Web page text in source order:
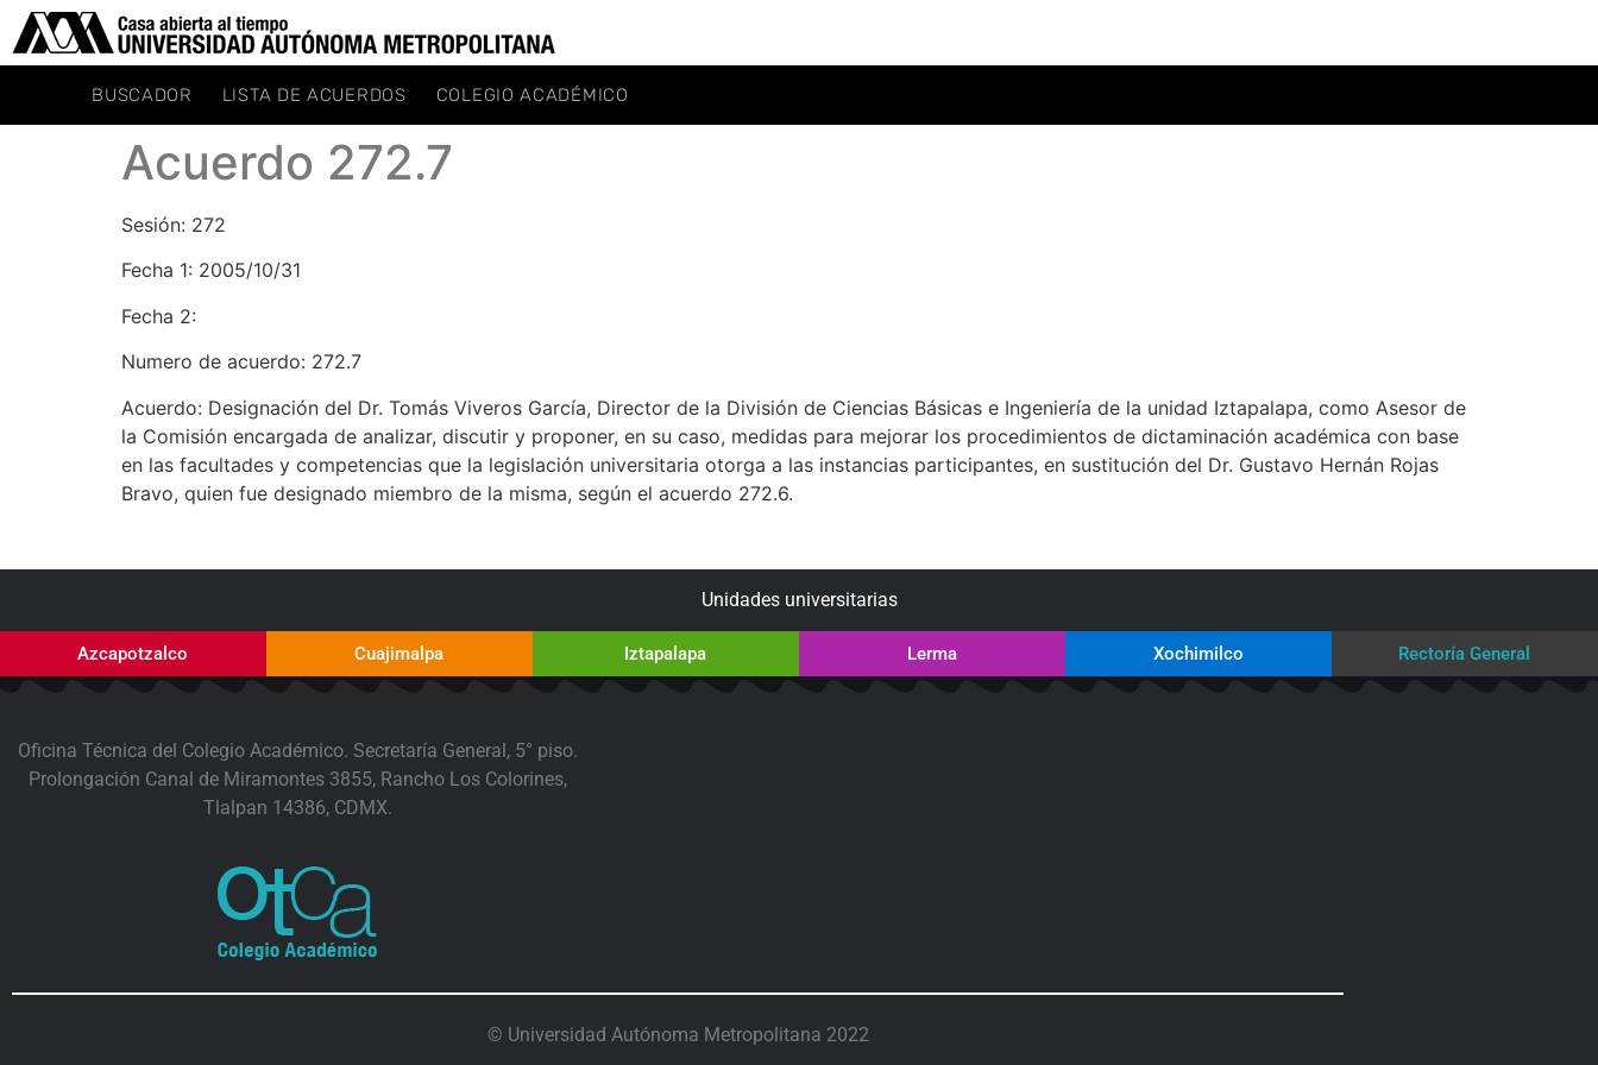
BUSCADOR LISTA DE ACUERDOS COLEGIO ACADÉMICO
Acuerdo 272.7
Sesión: 272
Fecha 1: 2005/10/31
Fecha 2:
Numero de acuerdo: 272.7
Acuerdo: Designación del Dr. Tomás Viveros García, Director de la División de Ciencias Básicas e Ingeniería de la unidad Iztapalapa, como Asesor de
la Comisión encargada de analizar, discutir y proponer, en su caso, medidas para mejorar los procedimientos de dictaminación académica con base
en las facultades y competencias que la legislación universitaria otorga a las instancias participantes, en sustitución del Dr. Gustavo Hernán Rojas
Bravo, quien fue designado miembro de la misma, según el acuerdo 272.6.
Unidades universitarias
Azcapotzalco Cuajimalpa Iztapalapa Lerma Xochimilco Rectoría General
Oficina Técnica del Colegio Académico. Secretaría General, 5° piso.
Prolongación Canal de Miramontes 3855, Rancho Los Colorines,
Tlalpan 14386, CDMX.
© Universidad Autónoma Metropolitana 2022